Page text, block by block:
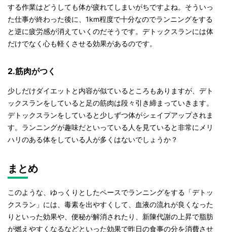
する作業はどうしても体が疲れてしまいがちですよね。そういっ
た仕事が終わった後に、1km程度で十分なのでランニングをする
と逆に疲労感が消えていくのだそうです。デトックスランには体
だけでなく心も軽くさせる効果があるのです。
2.筋肉がつく
少しだけダイエットと内容が似ているところもありますが、デト
ックスランをしていると足の筋肉は段々引き締まっていきます。
デトックスランをしていると少しずつ体がシェイプアップされま
す。ランニングが趣味だといっている人を見ていると非常にメリ
ハリのある体をしている人が多くはないでしょうか？
まとめ
このような、ゆっくりとしたペースでランニングをする「デトッ
クスラン」には、毒素を出やすくして、血液の流れが良くなった
りといった効果や、便秘が解消されたり、新陳代謝の上昇で脂肪
が燃えやすくなるなどといった効果で昨日の食事の分を消費させ